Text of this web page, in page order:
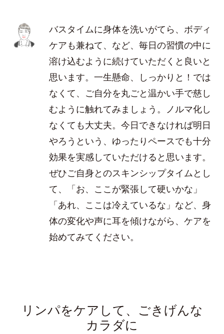
バスタイムに身体を洗いがてら、ボディ
ケアも兼ねて、など、毎日の習慣の中に
溶け込むように続けていただくと良いと
思います。一生懸命、しっかりと！では
なくて、ご自分を丸ごと温かい手で慈し
むように触れてみましょう。ノルマ化し
なくても大丈夫。今日できなければ明日
やろうという、ゆったりペースでも十分
効果を実感していただけると思います。
ぜひご自身とのスキンシップタイムとし
て、「お、ここが緊張して硬いかな」
「あれ、ここは冷えているな」など、身
体の変化や声に耳を傾けながら、ケアを
始めてみてください。
リンパをケアして、ごきげんな
カラダに